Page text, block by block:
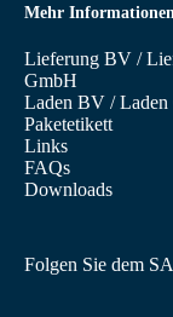
Mehr Informationen
Lieferung BV /
GmbH
Laden BV /
Paketetikett
Links
FAQs
Downloads
Folgen Sie dem